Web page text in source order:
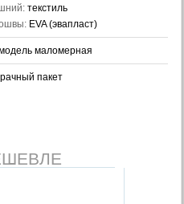
текстиль
EVA (эвапласт)
маломерная
пакет